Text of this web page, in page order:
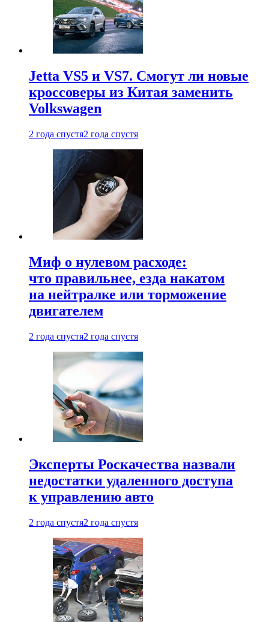
Jetta VS5 и VS7. Смогут ли новые
кроссоверы из Китая заменить
Volkswagen
2 года спустя2 года спустя
Миф о нулевом расходе:
что правильнее, езда накатом
на нейтралке или торможение
двигателем
2 года спустя2 года спустя
Эксперты Роскачества назвали
недостатки удаленного доступа
к управлению авто
2 года спустя2 года спустя